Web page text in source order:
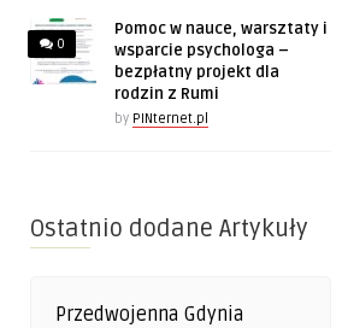
0
Pomoc w nauce, warsztaty i
wsparcie psychologa –
bezpłatny projekt dla
rodzin z Rumi
by PINternet.pl
Ostatnio dodane Artykuły
Przedwojenna Gdynia